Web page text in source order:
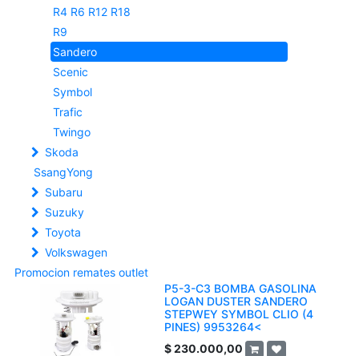
R4 R6 R12 R18
R9
Sandero
Scenic
Symbol
Trafic
Twingo
Skoda
SsangYong
Subaru
Suzuky
Toyota
Volkswagen
Promocion remates outlet
P5-3-C3 BOMBA GASOLINA
LOGAN DUSTER SANDERO
STEPWEY SYMBOL CLIO (4
PINES) 9953264<
$230.000,00